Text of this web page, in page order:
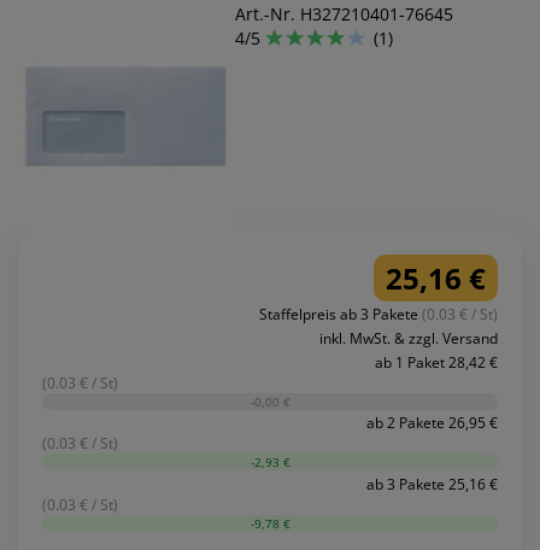
Art.-Nr. H327210401-76645
4/5
(1)
25,16 €
Staffelpreis ab 3 Pakete (0.03 € / St)
inkl. MwSt. & zzgl. Versand
ab 1 Paket 28,42 €
(0.03 € / St)
-0,00 €
ab 2 Pakete 26,95 €
(0.03 € / St)
-2,93 €
ab 3 Pakete 25,16 €
(0.03 € / St)
-9,78 €